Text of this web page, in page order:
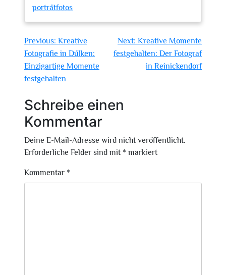
porträtfotos
Beitragsnavigation
Previous: Kreative
Fotografie in Dülken:
Einzigartige Momente
festgehalten
Next: Kreative Momente
festgehalten: Der Fotograf
in Reinickendorf
Schreibe einen
Kommentar
Deine E-Mail-Adresse wird nicht veröffentlicht.
Erforderliche Felder sind mit * markiert
Kommentar *